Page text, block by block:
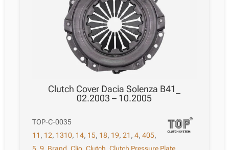
Clutch Cover Dacia Solenza B41_
02.2003 – 10.2005
TOP-C-0035
11 , 12, 1310, 14, 15, 18, 19,21 ,4,405,
5 ,9 Brand ,Clio ,Clutch ,Clutch Pressure Plate